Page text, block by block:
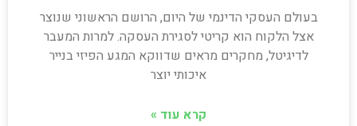
בעולם העסקי הדינמי של היום, הרושם הראשוני שנוצר
אצל הלקוח הוא קריטי לסגירת העסקה. למרות המעבר
לדיגיטל, מחקרים מראים שדווקא המגע הפיזי בנייר
איכותי יוצר
קרא עוד »